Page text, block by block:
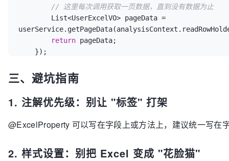
// 这里每次调用获取一页数据，直到没有数据为止
return pageData;
三、避坑指南
1. 注解优先级：别让 "标签" 打架
@ExcelProperty 可以写在字段上或方法上，建议统一写在
2. 样式设置：别把 Excel 变成 "花脸猫"